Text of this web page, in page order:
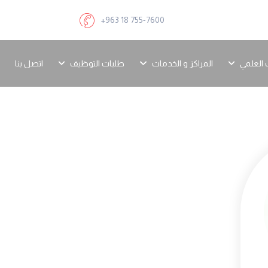
+963 18 755-7600
العلمي المراكز و الخدمات طلبات التوظيف اتصل بنا